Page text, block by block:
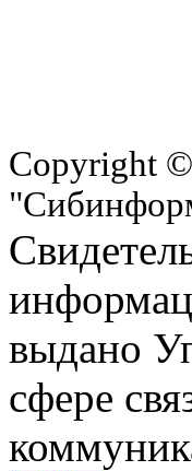
Copyright
выдано
сфере